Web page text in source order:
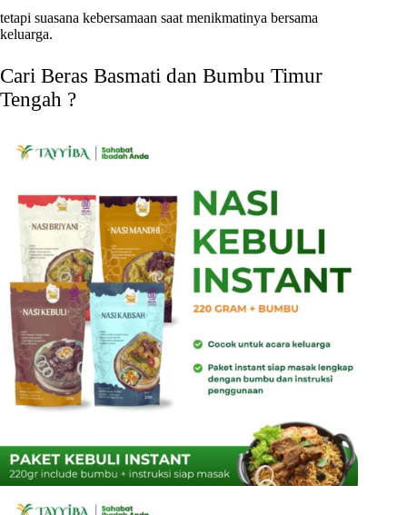
tetapi suasana kebersamaan saat menikmatinya bersama
keluarga.
Cari Beras Basmati dan Bumbu Timur
Tengah ?